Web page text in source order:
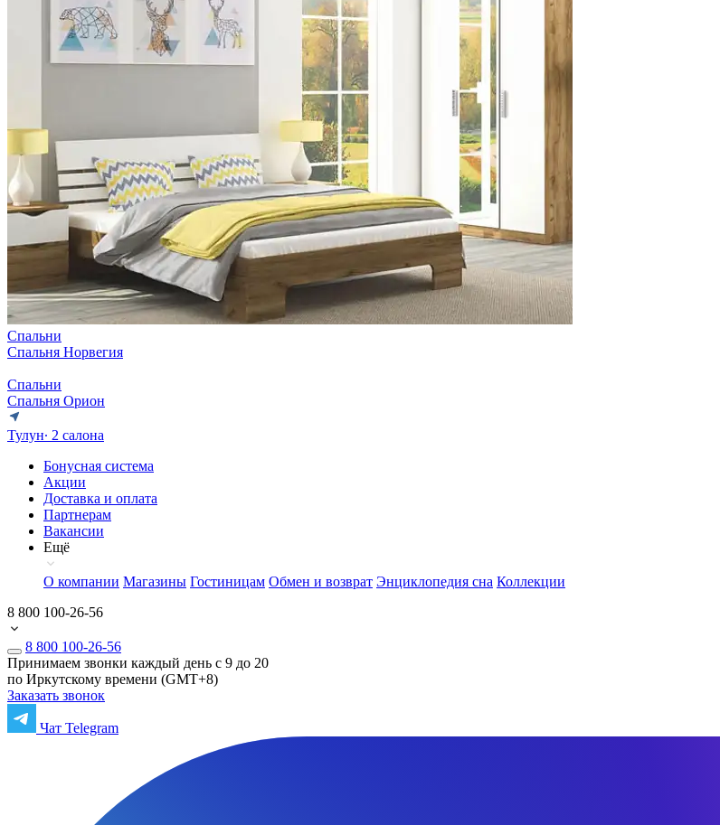
Спальни
Спальня Норвегия
Спальни
Спальня Орион
Тулун∙ 2 салона
Бонусная система
Акции
Доставка и оплата
Партнерам
Вакансии
Ещё
О компании Магазины Гостиницам Обмен и возврат Энциклопедия сна Коллекции
8 800 100-26-56
8 800 100-26-56
Принимаем звонки каждый день с 9 до 20
по Иркутскому времени (GMT+8)
Заказать звонок
Чат Telegram